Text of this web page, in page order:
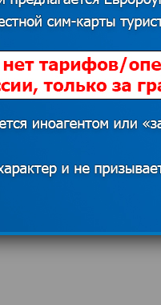
если у
можно в
сим-карта
от